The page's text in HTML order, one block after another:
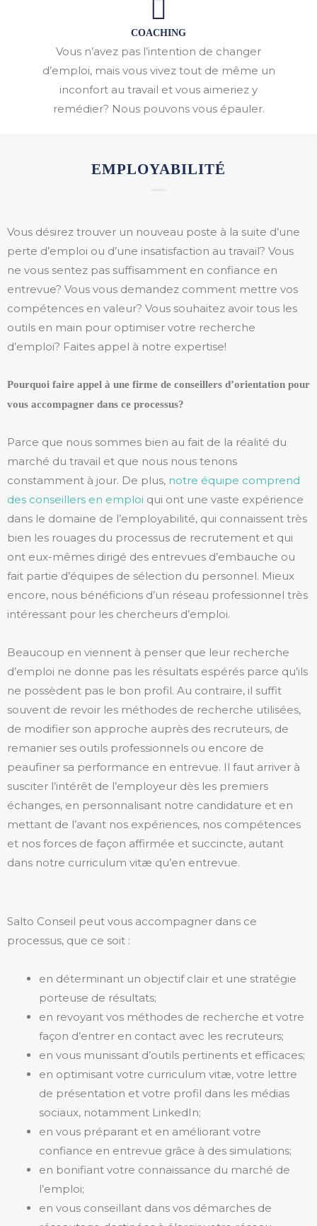
COACHING
Vous n’avez pas l’intention de changer
d’emploi, mais vous vivez tout de même un
inconfort au travail et vous aimeriez y
remédier? Nous pouvons vous épauler.
EMPLOYABILITÉ
Vous désirez trouver un nouveau poste à la suite d’une
perte d’emploi ou d’une insatisfaction au travail? Vous
ne vous sentez pas suffisamment en confiance en
entrevue? Vous vous demandez comment mettre vos
compétences en valeur? Vous souhaitez avoir tous les
outils en main pour optimiser votre recherche
d’emploi? Faites appel à notre expertise!
Pourquoi faire appel à une firme de conseillers d’orientation pour
vous accompagner dans ce processus?
Parce que nous sommes bien au fait de la réalité du
marché du travail et que nous nous tenons
constamment à jour. De plus, notre équipe comprend
des conseillers en emploi qui ont une vaste expérience
dans le domaine de l’employabilité, qui connaissent très
bien les rouages du processus de recrutement et qui
ont eux-mêmes dirigé des entrevues d’embauche ou
fait partie d’équipes de sélection du personnel. Mieux
encore, nous bénéficions d’un réseau professionnel très
intéressant pour les chercheurs d’emploi.
Beaucoup en viennent à penser que leur recherche
d’emploi ne donne pas les résultats espérés parce qu’ils
ne possèdent pas le bon profil. Au contraire, il suffit
souvent de revoir les méthodes de recherche utilisées,
de modifier son approche auprès des recruteurs, de
remanier ses outils professionnels ou encore de
peaufiner sa performance en entrevue. Il faut arriver à
susciter l’intérêt de l’employeur dès les premiers
échanges, en personnalisant notre candidature et en
mettant de l’avant nos expériences, nos compétences
et nos forces de façon affirmée et succincte, autant
dans notre curriculum vitæ qu’en entrevue.
Salto Conseil peut vous accompagner dans ce
processus, que ce soit :
en déterminant un objectif clair et une stratégie
porteuse de résultats;
en revoyant vos méthodes de recherche et votre
façon d’entrer en contact avec les recruteurs;
en vous munissant d’outils pertinents et efficaces;
en optimisant votre curriculum vitæ, votre lettre
de présentation et votre profil dans les médias
sociaux, notamment LinkedIn;
en vous préparant et en améliorant votre
confiance en entrevue grâce à des simulations;
en bonifiant votre connaissance du marché de
l’emploi;
en vous conseillant dans vos démarches de